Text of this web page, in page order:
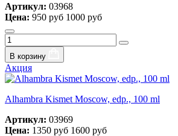
Артикул: 03968
Цена: 950 руб 1000 руб
В корзину
Акция
Alhambra Kismet Moscow, edp., 100 ml
Артикул: 03969
Цена: 1350 руб 1600 руб